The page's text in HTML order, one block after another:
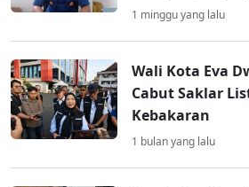
1 minggu yang lalu
Wali Kota Eva
Cabut Saklar
Kebakaran
1 bulan yang lalu